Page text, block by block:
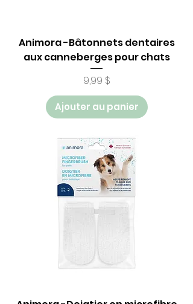
Animora -Bâtonnets dentaires
aux canneberges pour chats
Prix
9,99 $
Ajouter au panier